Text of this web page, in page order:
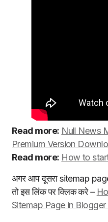
Read more: Null News
Premium Version
Read more: How to
अगर आप दूसरा sitemap
तो इस लिंक पर क्लिक करे –
Sitemap Page in Blogger